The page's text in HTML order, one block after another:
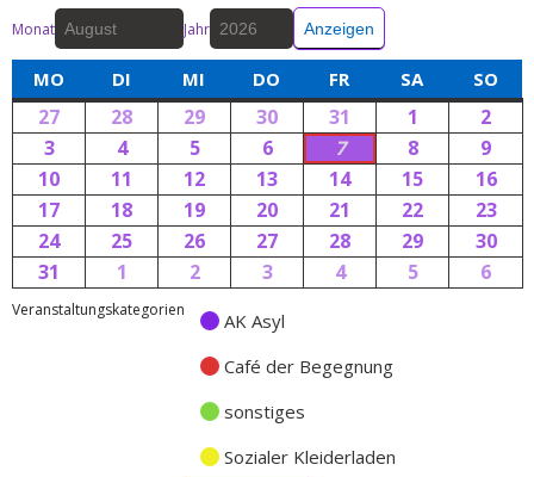
Monat Jahr
MO DI MI DO FR SA SO
27 28 29 30 31 1
2
3
4 5 6 7 8
9
10
11 12 13 14 15
16
17
18 19 20 21 22
23
24
25 26 27 28 29
30
31
1 2 3 4 5 6
Veranstaltungskategorien
AK Asyl
Café der Begegnung
sonstiges
Sozialer Kleiderladen